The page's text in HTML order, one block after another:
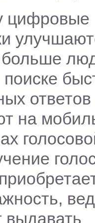
цифровые
больше
поиске
ответов
на
выдавать